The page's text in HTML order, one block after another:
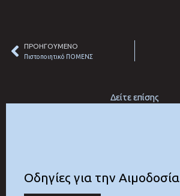
Prev
ΠΡΟΗΓΟΥΜΕΝΟ
Πιστοποιητικό ΠΟΜΕΝΣ
Δείτε επίσης
Οδηγίες για την Αιμοδοσία